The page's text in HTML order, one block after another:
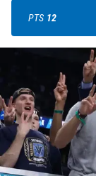
PTS 12